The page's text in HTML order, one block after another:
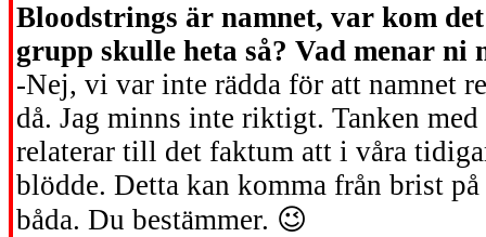
Bloodstrings är namnet, var kom
grupp skulle heta så? Vad menar ni
-Nej, vi var inte rädda för att namnet
då. Jag minns inte riktigt. Tanken
relaterar till det faktum att i våra
blödde. Detta kan komma från brist
båda. Du bestämmer. 😉